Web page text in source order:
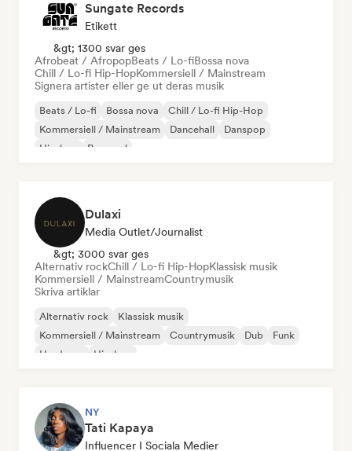
Sungate Records
Etikett
&gt; 1300 svar ges
Afrobeat / AfropopBeats / Lo-fiBossa nova
Chill / Lo-fi Hip-HopKommersiell / Mainstream
Signera artister eller ge ut deras musik
Beats / Lo-fi Bossa nova
Chill / Lo-fi Hip-Hop
Kommersiell / Mainstream
Dancehall
Danspop
Hip-hop
Pop soul
Dulaxi
Media Outlet/Journalist
&gt; 3000 svar ges
Alternativ rockChill / Lo-fi Hip-HopKlassisk musik
Kommersiell / MainstreamCountrymusik
Skriva artiklar
Alternativ rock
Klassisk musik
Kommersiell / Mainstream
Countrymusik Dub
Funk
Hardcore
Hip-hop
NY
Tati Kapaya
Influencer I Sociala Medier